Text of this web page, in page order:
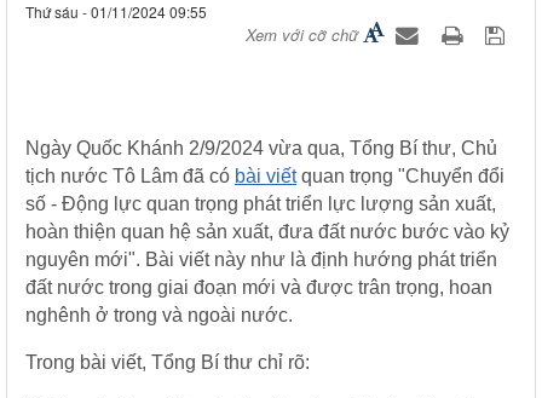
Thứ sáu - 01/11/2024 09:55
Xem với cỡ chữ
Ngày Quốc Khánh 2/9/2024 vừa qua, Tổng Bí thư, Chủ
tịch nước Tô Lâm đã có bài viếtquan trọng "Chuyển đổi
số - Động lực quan trọng phát triển lực lượng sản xuất,
hoàn thiện quan hệ sản xuất, đưa đất nước bước vào kỷ
nguyên mới". Bài viết này như là định hướng phát triển
đất nước trong giai đoạn mới và được trân trọng, hoan
nghênh ở trong và ngoài nước.
Trong bài viết, Tổng Bí thư chỉ rõ: